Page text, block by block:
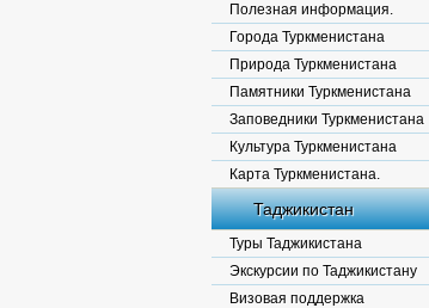
Полезная информация.
Города Туркменистана
Природа Туркменистана
Памятники Туркменистана
Заповедники Туркменистана
Культура Туркменистана
Карта Туркменистана.
Таджикистан
Туры Таджикистана
Экскурсии по Таджикистану
Визовая поддержка